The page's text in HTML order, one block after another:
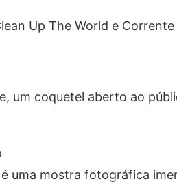
Up The World e
um coquetel aberto ao
é uma mostra fotográfica